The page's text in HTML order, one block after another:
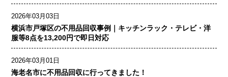
2026年03月03日
横浜市戸塚区の不用品回収事例｜キッチンラック・テレビ・洋
服等8点を13,200円で即日対応
2026年03月01日
海老名市に不用品回収に行ってきました！